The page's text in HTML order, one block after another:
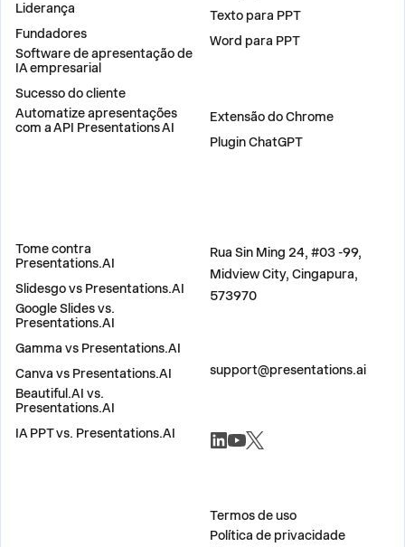
Liderança
Fundadores
Software de apresentação de
IA empresarial
Sucesso do cliente
Automatize apresentações
com a API Presentations AI
Texto para PPT
Word para PPT
Extensão do Chrome
Plugin ChatGPT
Tome contra
Presentations.AI
Slidesgo vs Presentations.AI
Google Slides vs.
Presentations.AI
Gamma vs Presentations.AI
Canva vs Presentations.AI
Beautiful.AI vs.
Presentations.AI
IA PPT vs. Presentations.AI
Rua Sin Ming 24, #03 -99,
Midview City, Cingapura,
573970
support@presentations.ai
Termos de uso
Política de privacidade